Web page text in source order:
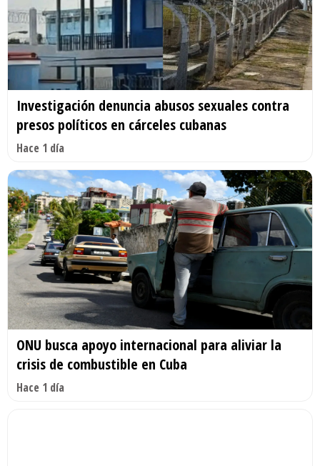
Investigación denuncia abusos sexuales contra
presos políticos en cárceles cubanas
Hace 1 día
ONU busca apoyo internacional para aliviar la
crisis de combustible en Cuba
Hace 1 día